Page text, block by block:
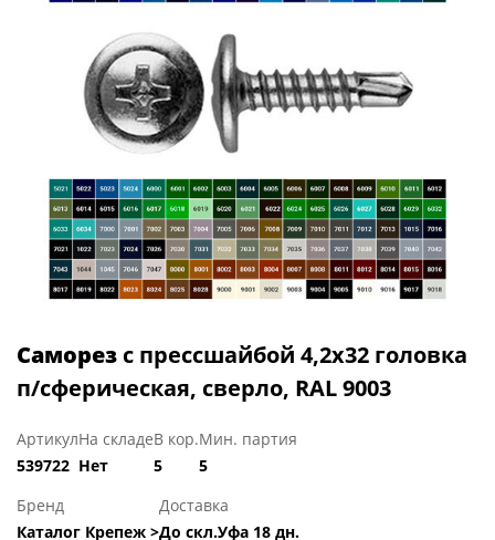
Саморез с прессшайбой 4,2х32 головка
п/сферическая, сверло, RAL 9003
Артикул
539722
На складе
Нет
В кор.
5
Мин. партия
5
Бренд
Каталог Крепеж >
Доставка
До скл.Уфа 18 дн.